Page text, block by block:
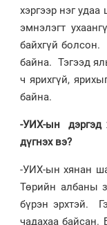
хэргээр нэг
эмнэлэгт
байхгүй болсон.
байна. Тэгээд
ч ярихгүй,
байна.
-УИХ-ын дэргэд
дүгнэх вэ?
-УИХ-ын хянан
Төрийн албаны
бүрэн эрхтэй.
чадахаа